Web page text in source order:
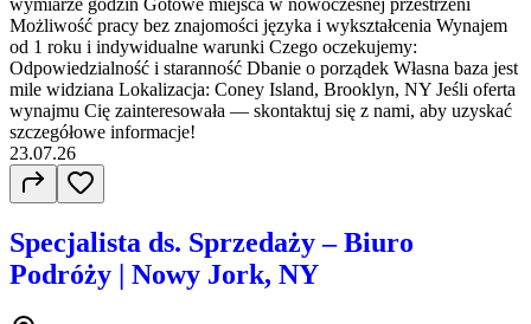
wymiarze godzin Gotowe miejsca w nowoczesnej przestrzeni
Możliwość pracy bez znajomości języka i wykształcenia Wynajem
od 1 roku i indywidualne warunki Czego oczekujemy:
Odpowiedzialność i staranność Dbanie o porządek Własna baza jest
mile widziana Lokalizacja: Coney Island, Brooklyn, NY Jeśli oferta
wynajmu Cię zainteresowała — skontaktuj się z nami, aby uzyskać
szczegółowe informacje!
23.07.26
Specjalista ds. Sprzedaży – Biuro
Podróży | Nowy Jork, NY